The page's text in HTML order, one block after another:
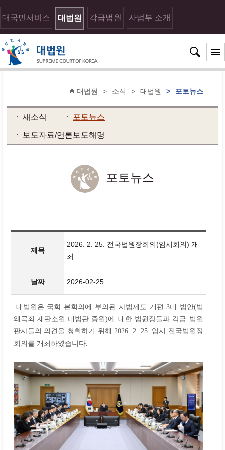
대국민서비스 대법원 각급법원 사법부 소개
대법원 > 소식 > 대법원 > 포토뉴스
새소식 포토뉴스
보도자료/언론보도해명
포토뉴스
제목
2026. 2. 25. 전국법원장회의(임시회의) 개
최
날짜 2026-02-25
대법원은 국회 본회의에 부의된 사법제도 개편 3대 법안(법
왜곡죄·재판소원·대법관 증원)에 대한 법원장들과 각급 법원
판사들의 의견을 청취하기 위해 2026. 2. 25. 임시 전국법원장
회의를 개최하였습니다.